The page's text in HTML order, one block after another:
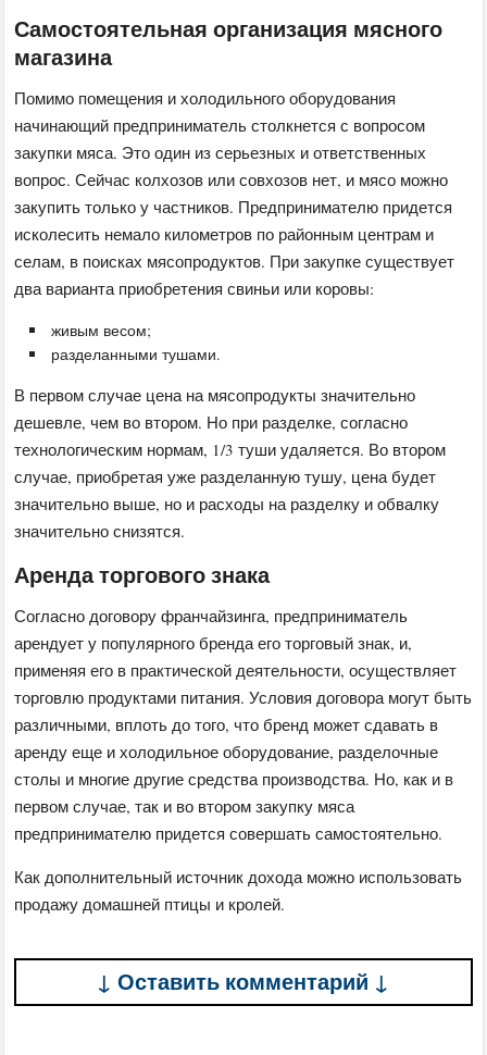
Самостоятельная организация мясного
магазина
Помимо помещения и холодильного оборудования
начинающий предприниматель столкнется с вопросом
закупки мяса. Это один из серьезных и ответственных
вопрос. Сейчас колхозов или совхозов нет, и мясо можно
закупить только у частников. Предпринимателю придется
исколесить немало километров по районным центрам и
селам, в поисках мясопродуктов. При закупке существует
два варианта приобретения свиньи или коровы:
живым весом;
разделанными тушами.
В первом случае цена на мясопродукты значительно
дешевле, чем во втором. Но при разделке, согласно
технологическим нормам, 1/3 туши удаляется. Во втором
случае, приобретая уже разделанную тушу, цена будет
значительно выше, но и расходы на разделку и обвалку
значительно снизятся.
Аренда торгового знака
Согласно договору франчайзинга, предприниматель
арендует у популярного бренда его торговый знак, и,
применяя его в практической деятельности, осуществляет
торговлю продуктами питания. Условия договора могут быть
различными, вплоть до того, что бренд может сдавать в
аренду еще и холодильное оборудование, разделочные
столы и многие другие средства производства. Но, как и в
первом случае, так и во втором закупку мяса
предпринимателю придется совершать самостоятельно.
Как дополнительный источник дохода можно использовать
продажу домашней птицы и кролей.
↓ Оставить комментарий ↓